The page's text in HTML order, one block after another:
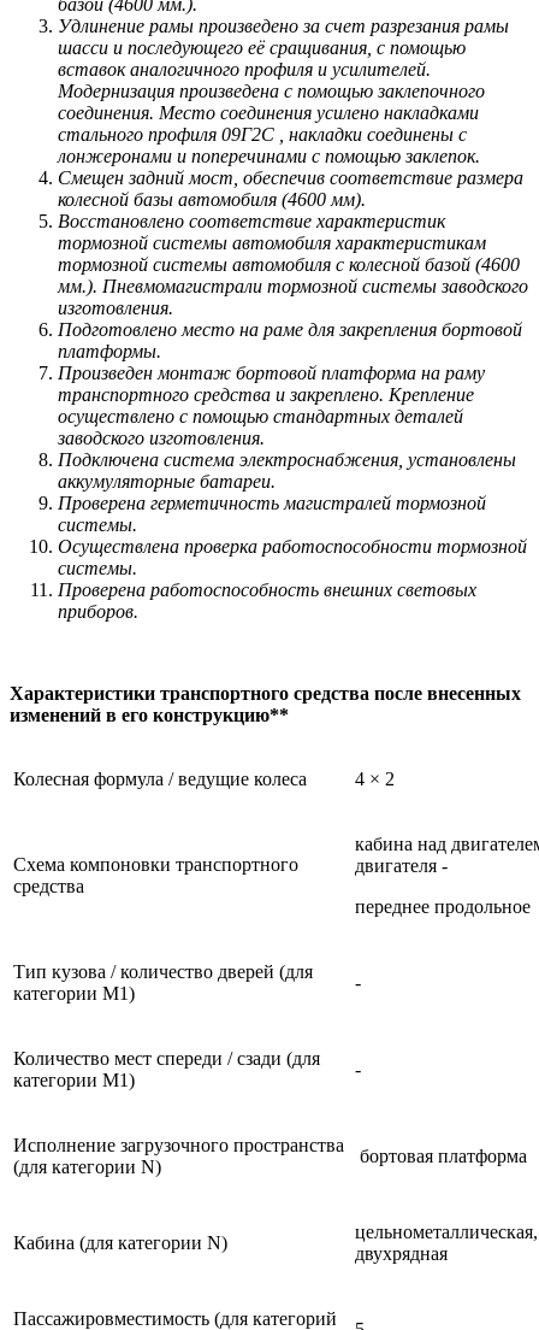
Удлинение рамы произведено за счет разрезания рамы
шасси и последующего её сращивания, с помощью
вставок аналогичного профиля и усилителей.
Модернизация произведена с помощью заклепочного
соединения. Место соединения усилено накладками
стального профиля 09Г2С , накладки соединены с
лонжеронами и поперечинами с помощью заклепок.
Смещен задний мост, обеспечив соответствие размера
колесной базы автомобиля (4600 мм).
Восстановлено соответствие характеристик
тормозной системы автомобиля характеристикам
тормозной системы автомобиля с колесной базой (4600
мм.). Пневмомагистрали тормозной системы заводского
изготовления.
Подготовлено место на раме для закрепления бортовой
платформы.
Произведен монтаж бортовой платформа на раму
транспортного средства и закреплено. Крепление
осуществлено с помощью стандартных деталей
заводского изготовления.
Подключена система электроснабжения, установлены
аккумуляторные батареи.
Проверена герметичность магистралей тормозной
системы.
Осуществлена проверка работоспособности тормозной
системы.
Проверена работоспособность внешних световых
приборов.
Характеристики транспортного средства после внесенных
изменений в его конструкцию**
Колесная формула / ведущие колеса 4 × 2
Схема компоновки транспортного
средства
кабина над
двигателя -
переднее продольное
Тип кузова / количество дверей (для
категории М1)
-
Количество мест спереди / сзади (для
категории М1)
-
Исполнение загрузочного пространства
(для категории N)
бортовая платформа
Кабина (для категории N)
двухрядная
Пассажировместимость (для категорий